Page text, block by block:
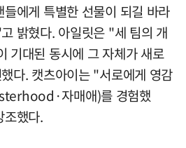
에게 특별한 선물이 되길 바라
밝혔다. 아일릿은 "세 팀의 개
기대된 동시에 그 자체가 새로
다. 캣츠아이는 "서로에게 영감
자매애)를 경험했
조했다.